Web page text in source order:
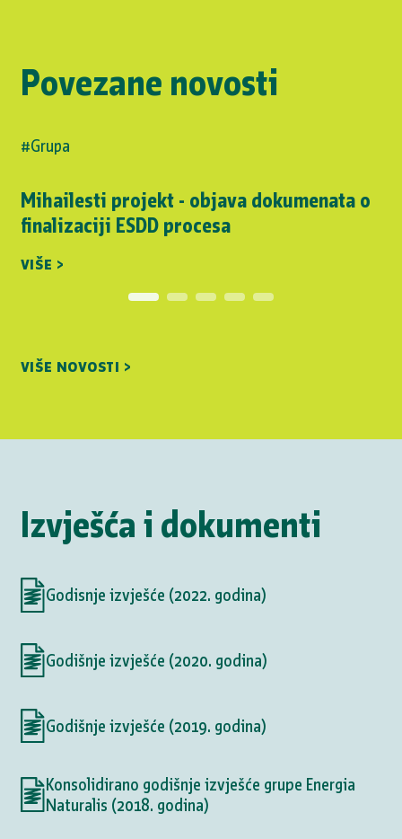
Povezane novosti
#Grupa
VIŠE NOVOSTI >
Mihailesti projekt - objava dokumenata o
finalizaciji ESDD procesa
VIŠE >
Izvješća i dokumenti
Godisnje izvješće (2022. godina)
Godišnje izvješće (2020. godina)
Godišnje izvješće (2019. godina)
Konsolidirano godišnje izvješće grupe Energia
Naturalis (2018. godina)